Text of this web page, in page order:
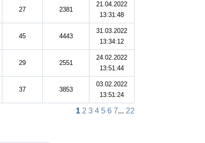
27 2381
21.04.2022
13:31:48
45 4443
31.03.2022
13:34:12
29 2551
24.02.2022
13:51:44
37 3853
03.02.2022
13:51:24
1 2 3 4 5 6 7... 22